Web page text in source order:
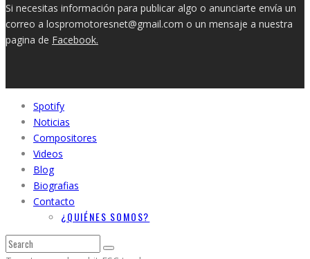
Si necesitas información para publicar algo o anunciarte envía un
correo a lospromotoresnet@gmail.com o un mensaje a nuestra
pagina de Facebook.
Spotify
Noticias
Compositores
Videos
Blog
Biografias
Contacto
¿QUIÉNES SOMOS?